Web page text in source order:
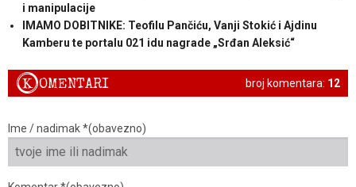
i manipulacije
IMAMO DOBITNIKE: Teofilu Pančiću, Vanji Stokić i Ajdinu
Kamberu te portalu 021 idu nagrade „Srđan Aleksić“
broj komentara: 12
KOMENTARI
Ime / nadimak *(obavezno)